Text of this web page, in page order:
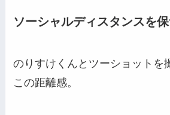
ソーシャルディスタンスを
のりすけくんとツーショットを
この距離感。